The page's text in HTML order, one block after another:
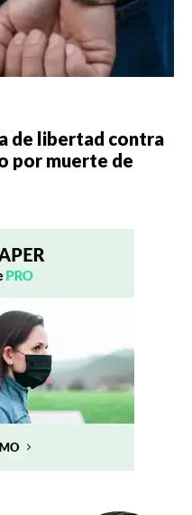
de libertad contra
por muerte de